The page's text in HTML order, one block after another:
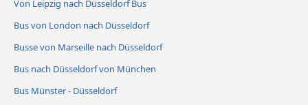
Von Leipzig nach Düsseldorf Bus
Bus von London nach Düsseldorf
Busse von Marseille nach Düsseldorf
Bus nach Düsseldorf von München
Bus Münster - Düsseldorf